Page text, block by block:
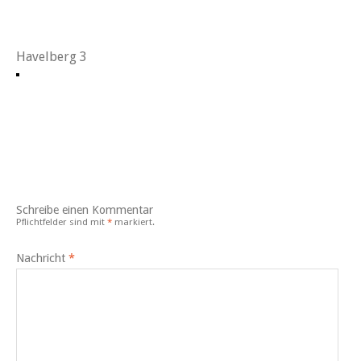
Havelberg 3
Schreibe einen Kommentar
Pflichtfelder sind mit * markiert.
Nachricht *